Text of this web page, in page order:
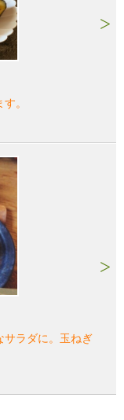
。
サラダに。玉ねぎ